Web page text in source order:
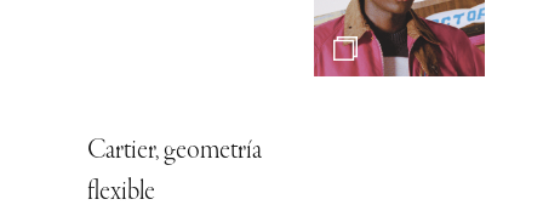
Cartier, geometría
flexible